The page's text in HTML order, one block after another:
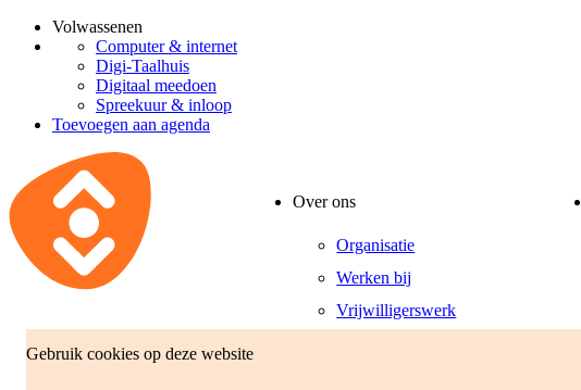
Gebruik cookies op deze website
Volwassenen
Computer & internet
Digi-Taalhuis
Digitaal meedoen
Spreekuur & inloop
Toevoegen aan agenda
Over ons
Organisatie
Werken bij
Vrijwilligerswerk